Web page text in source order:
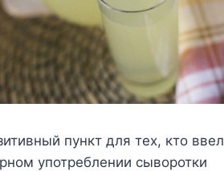
пункт для тех, кто ввел
употреблении сыворотки